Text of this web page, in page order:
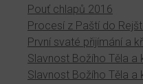
Pouť chlapů 2016
Procesí z Paští do
První svaté přijímání a
Slavnost Božího Těla a
Slavnost Božího Těla a